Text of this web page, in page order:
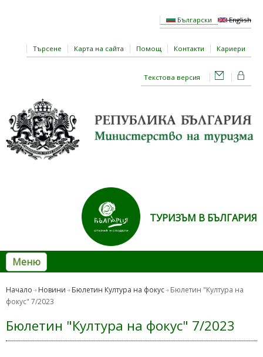
Български English
Търсене Карта на сайта Помощ Контакти Кариери
Текстова версия
ТУРИЗЪМ В БЪЛГАРИЯ
Меню
Начало Новини Бюлетин Култура на фокус
Бюлетин "Култура на
фокус" 7/2023
Бюлетин "Култура на фокус" 7/2023